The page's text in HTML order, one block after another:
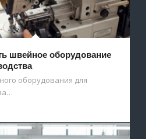
швейное оборудование
оборудования для